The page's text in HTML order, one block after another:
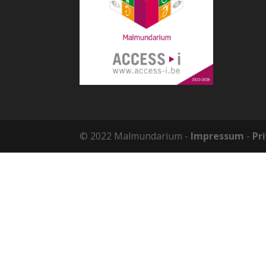
© 2022 Malmundarium - Impressum -